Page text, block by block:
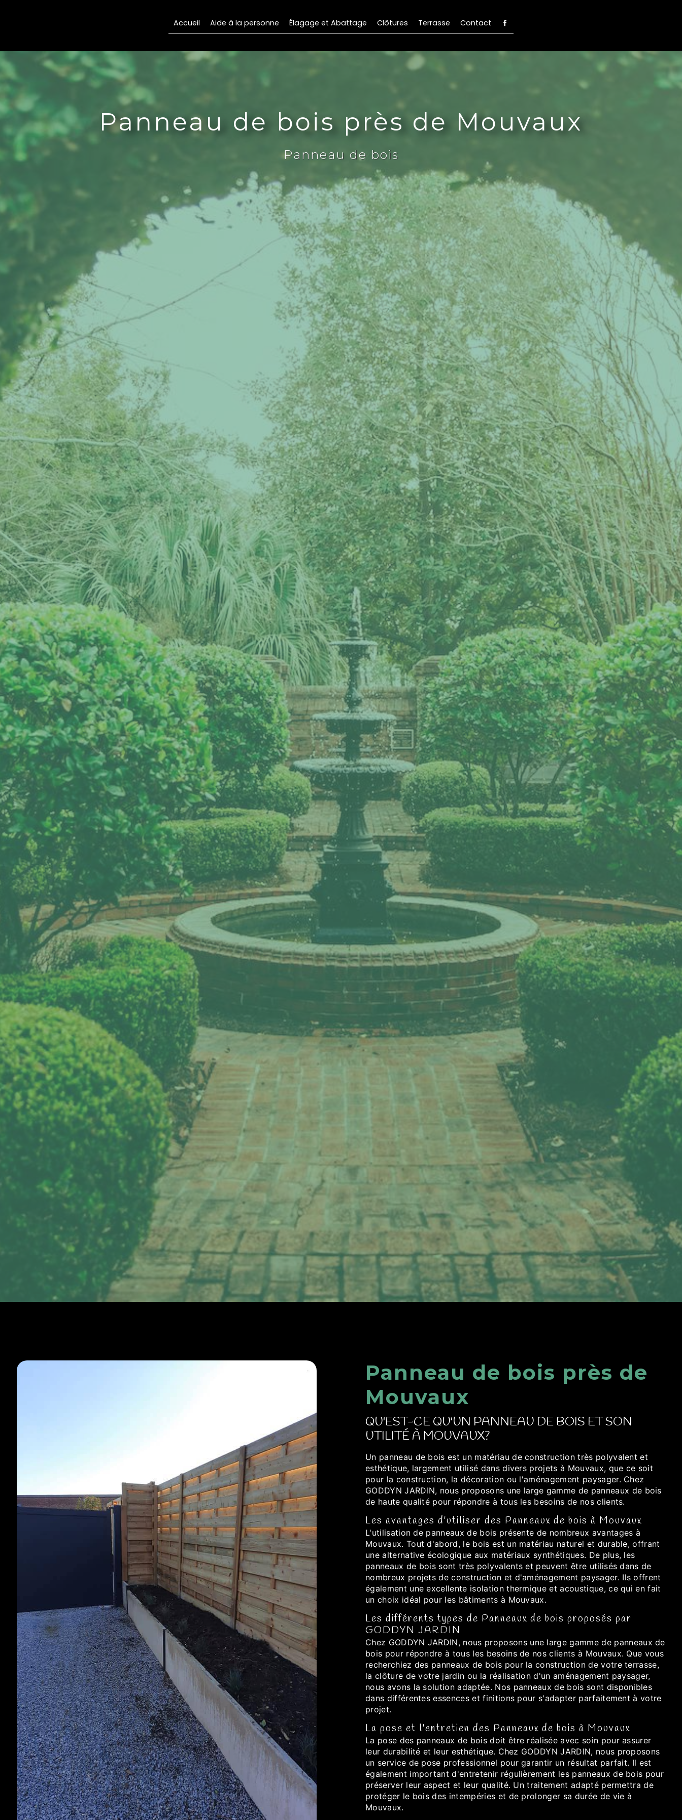
Accueil Aide à la personne Élagage et Abattage Clôtures Terrasse Contact
Panneau de bois près de Mouvaux
Panneau de bois
Panneau de bois près de
Mouvaux
QU'EST-CE QU'UN PANNEAU DE BOIS ET SON
UTILITÉ À MOUVAUX?
Un panneau de bois est un matériau de construction très polyvalent et
esthétique, largement utilisé dans divers projets à Mouvaux, que ce soit
pour la construction, la décoration ou l'aménagement paysager. Chez
GODDYN JARDIN, nous proposons une large gamme de panneaux de bois
de haute qualité pour répondre à tous les besoins de nos clients.
Les avantages d'utiliser des Panneaux de bois à Mouvaux
L'utilisation de panneaux de bois présente de nombreux avantages à
Mouvaux. Tout d'abord, le bois est un matériau naturel et durable, offrant
une alternative écologique aux matériaux synthétiques. De plus, les
panneaux de bois sont très polyvalents et peuvent être utilisés dans de
nombreux projets de construction et d'aménagement paysager. Ils offrent
également une excellente isolation thermique et acoustique, ce qui en fait
un choix idéal pour les bâtiments à Mouvaux.
Les différents types de Panneaux de bois proposés par
GODDYN JARDIN
Chez GODDYN JARDIN, nous proposons une large gamme de panneaux de
bois pour répondre à tous les besoins de nos clients à Mouvaux. Que vous
recherchiez des panneaux de bois pour la construction de votre terrasse,
la clôture de votre jardin ou la réalisation d'un aménagement paysager,
nous avons la solution adaptée. Nos panneaux de bois sont disponibles
dans différentes essences et finitions pour s'adapter parfaitement à votre
projet.
La pose et l'entretien des Panneaux de bois à Mouvaux
La pose des panneaux de bois doit être réalisée avec soin pour assurer
leur durabilité et leur esthétique. Chez GODDYN JARDIN, nous proposons
un service de pose professionnel pour garantir un résultat parfait. Il est
également important d'entretenir régulièrement les panneaux de bois pour
préserver leur aspect et leur qualité. Un traitement adapté permettra de
protéger le bois des intempéries et de prolonger sa durée de vie à
Mouvaux.